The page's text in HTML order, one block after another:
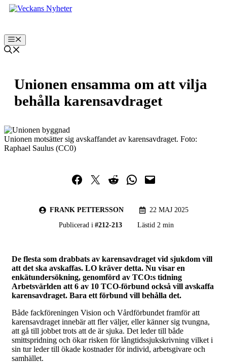
Hoppa
Meny
Unionen ensamma om att vilja
behålla karensavdraget
Unionen motsätter sig avskaffandet av karensavdraget. Foto:
Raphael Saulus (CC0)
Dela på Facebook
Dela på TwitterDela på RedditDela i WhatsApp
Maila en länk
FRANK PETTERSSON
22 MAJ 2025
Publicerad i #212-213 Lästid 2 min
De flesta som drabbats av karensavdraget vid sjukdom vill
att det ska avskaffas. LO kräver detta. Nu visar en
enkätundersökning, genomförd av TCO:s tidning
Arbetsvärlden att 6 av 10 TCO-förbund också vill avskaffa
karensavdraget. Bara ett förbund vill behålla det.
Både fackföreningen Vision och Vårdförbundet framför att
karensavdraget innebär att fler väljer, eller känner sig tvungna,
att gå till jobbet trots att de är sjuka. Det leder till både
smittspridning och ökar risken för långtidssjukskrivning vilket i
sin tur leder till ökade kostnader för individ, arbetsgivare och
samhället.